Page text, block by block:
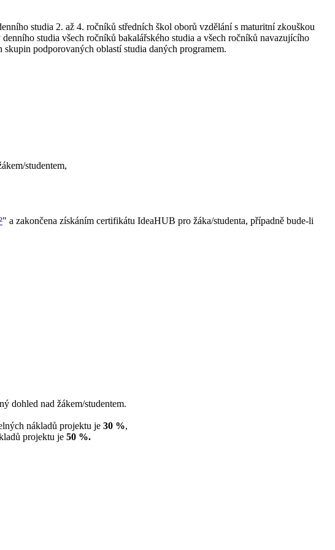
studia 2. až 4. ročníků středních škol oborů vzdělání s maturitní zkouškou
studia všech ročníků bakalářského studia a všech ročníků navazujícího
podporovaných oblastí studia daných programem.
studentem,
" a zakončena získáním certifikátu IdeaHUB pro žáka/studenta, případně bude-li
dohled nad žákem/studentem.
nákladů projektu je 30 %,
projektu je 50 %.